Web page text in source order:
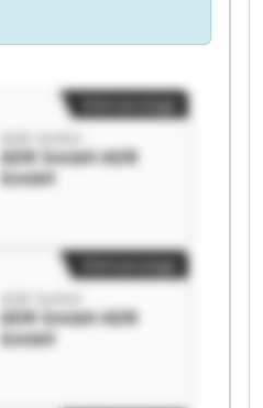
ADR GmbH ADR
GmbH
ADR GmbH ADR
GmbH
Kleinanzeige